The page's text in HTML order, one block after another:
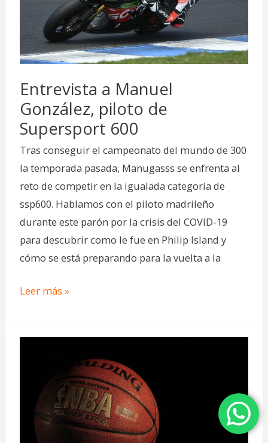
Entrevista a Manuel
González, piloto de
Supersport 600
Tras conseguir el campeonato del mundo de 300
la temporada pasada, Manugasss se enfrenta al
reto de competir en la igualada categoría de
ssp600. Hablamos con el piloto madrileño
durante este parón por la crisis del COVID-19
para descubrir como le fue en Philip Island y
cómo se está preparando para la vuelta a la
Supersport
Leer más »
baloncesto